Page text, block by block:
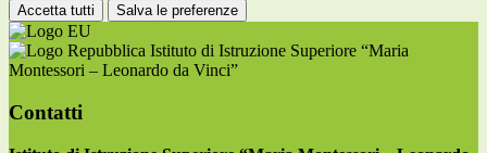
Accetta tutti Salva le preferenze
Istituto di Istruzione Superiore “Maria
Montessori – Leonardo da Vinci”
Contatti